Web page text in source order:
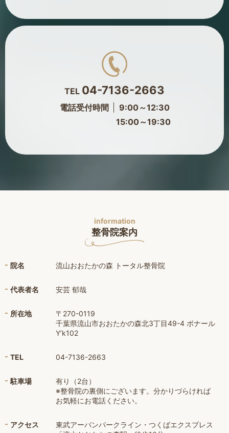
TEL 04-7136-2663
電話受付時間
9:00～12:30
15:00～19:30
information
整骨院案内
院名 流山おおたかの森 トータル整骨院
代表者名 安芸 郁哉
所在地
〒270-0119
千葉県流山市おおたかの森北3丁目49-4 ボナール
Y’k102
TEL 04-7136-2663
駐車場
有り（2台）
※整骨院の裏側にございます。分かりづらければ
お気軽にお電話ください。
アクセス
東武アーバンパークライン・つくばエクスプレス